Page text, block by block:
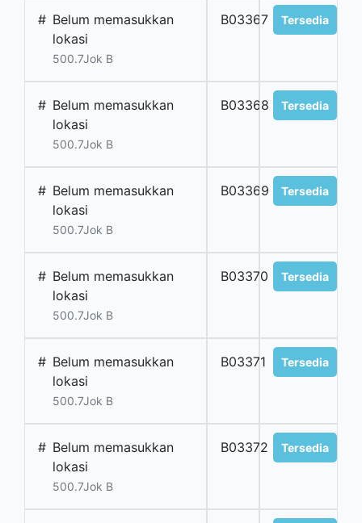
# Belum memasukkan
lokasi
500.7Jok B
B03367 Tersedia
# Belum memasukkan
lokasi
500.7Jok B
B03368 Tersedia
# Belum memasukkan
lokasi
500.7Jok B
B03369 Tersedia
# Belum memasukkan
lokasi
500.7Jok B
B03370 Tersedia
# Belum memasukkan
lokasi
500.7Jok B
B03371 Tersedia
# Belum memasukkan
lokasi
500.7Jok B
B03372 Tersedia